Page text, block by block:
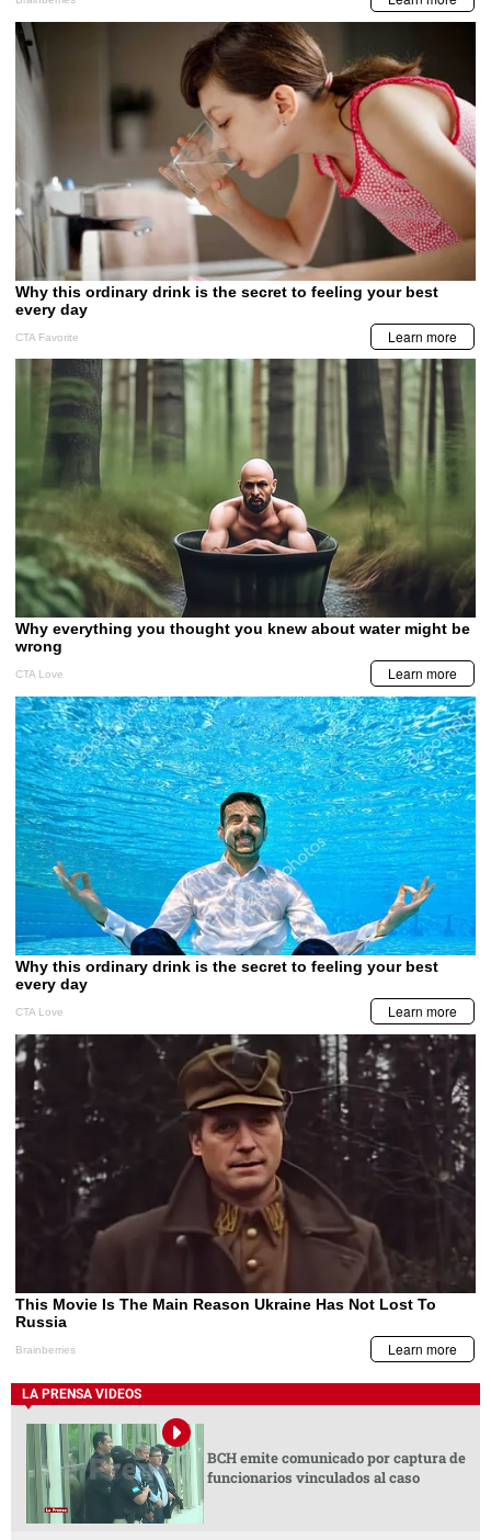
LA PRENSA VIDEOS
BCH emite comunicado por captura de
funcionarios vinculados al caso